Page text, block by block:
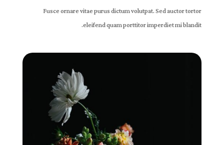
Fusce ornare vitae purus dictum volutpat. Sed auctor tortor
eleifend quam porttitor imperdiet mi blandit.